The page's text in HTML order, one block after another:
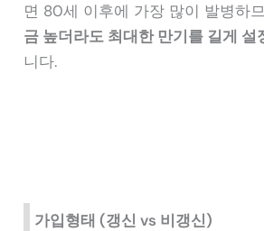
면 80세 이후에 가장 많이 발병하
금 높더라도 최대한 만기를 길게 설
니다.
가입형태 (갱신 vs 비갱신)